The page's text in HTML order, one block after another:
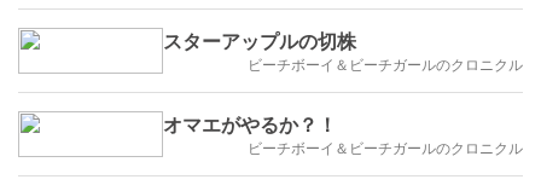
スターアップルの切株
ビーチボーイ＆ビーチガールのクロニクル
オマエがやるか？！
ビーチボーイ＆ビーチガールのクロニクル